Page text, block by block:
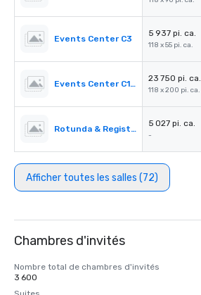
Events Center C3
5 937 pi. ca.
118 x 55 pi. ca.
Events Center C1-C3
23 750 pi. ca.
118 x 200 pi. ca.
Rotunda & Registration Desk 4&5
5 027 pi. ca.
-
Afficher toutes les salles (72)
Chambres d'invités
Nombre total de chambres d'invités
3 600